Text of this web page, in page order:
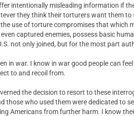
intentionally misleading information if
they think their torturers want them to
use of torture compromises that which
captured enemies, possess basic
not only joined, but for the most part
in war. I know in war good people can
to and recoil from.
the decision to resort to these
those who used them were dedicated to
Americans from further harm. I know